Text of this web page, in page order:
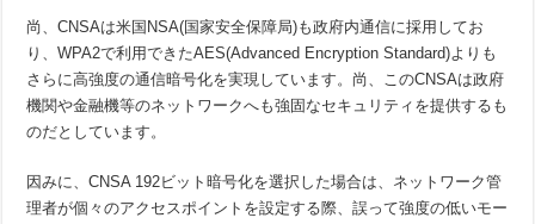
尚、CNSAは米国NSA(国家安全保障局)も政府内通信に採用してお
り、WPA2で利用できたAES(Advanced Encryption Standard)よりも
さらに高強度の通信暗号化を実現しています。尚、このCNSAは政府
機関や金融機等のネットワークへも強固なセキュリティを提供するも
のだとしています。
因みに、CNSA 192ビット暗号化を選択した場合は、ネットワーク管
理者が個々のアクセスポイントを設定する際、誤って強度の低いモー